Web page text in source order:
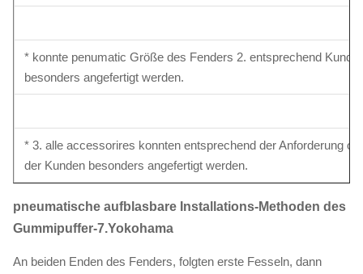
* konnte penumatic Größe des Fenders 2. entsprechend
besonders angefertigt werden.
* 3. alle accessorires konnten entsprechend der Anforderung
der Kunden besonders angefertigt werden.
pneumatische aufblasbare Installations-Methoden des
Gummipuffer-7.Yokohama
An beiden Enden des Fenders, folgten erste Fesseln, dann